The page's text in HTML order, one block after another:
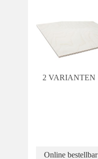
2 VARIANTEN
Online bestellbar